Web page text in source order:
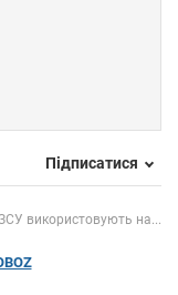
Підписатися
використовують на...